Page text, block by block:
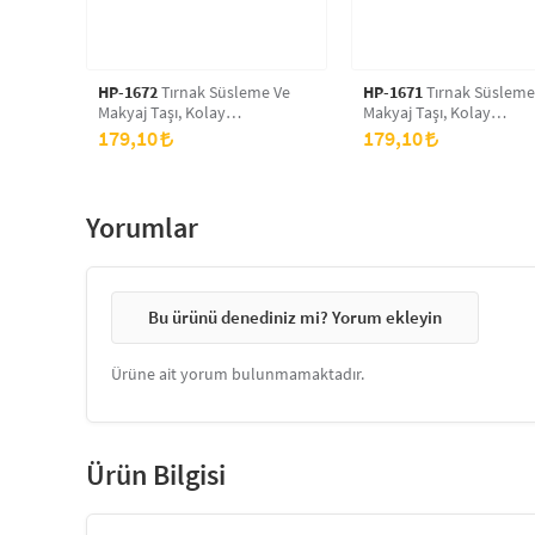
HP-1672Tırnak Süsleme Ve
Makyaj Taşı, Kolay
Uygulanabilir, Nail Art Tırnak
Süsleme Ve Makyaj Taş Set
179,10
HP-1671Tırnak
Makyaj Taşı, Kolay
Uygulanabilir, Nail Art
Süsleme Ve Makyaj Taş
179,10
Yorumlar
Bu ürünü denediniz mi? Yorum ekleyin
Ürüne ait yorum bulunmamaktadır.
Ürün Bilgisi